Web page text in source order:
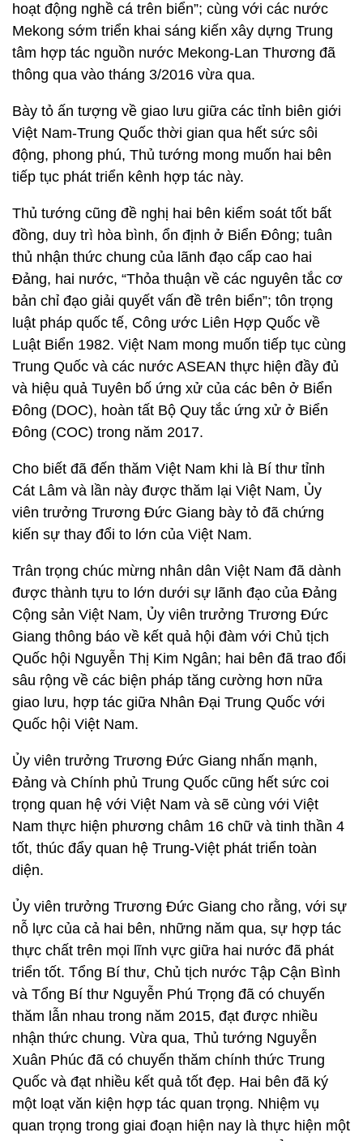
hoạt động nghề cá trên biển”; cùng với các nước
Mekong sớm triển khai sáng kiến xây dựng Trung
tâm hợp tác nguồn nước Mekong-Lan Thương đã
thông qua vào tháng 3/2016 vừa qua.
Bày tỏ ấn tượng về giao lưu giữa các tỉnh biên giới
Việt Nam-Trung Quốc thời gian qua hết sức sôi
động, phong phú, Thủ tướng mong muốn hai bên
tiếp tục phát triển kênh hợp tác này.
Thủ tướng cũng đề nghị hai bên kiểm soát tốt bất
đồng, duy trì hòa bình, ổn định ở Biển Đông; tuân
thủ nhận thức chung của lãnh đạo cấp cao hai
Đảng, hai nước, “Thỏa thuận về các nguyên tắc cơ
bản chỉ đạo giải quyết vấn đề trên biển”; tôn trọng
luật pháp quốc tế, Công ước Liên Hợp Quốc về
Luật Biển 1982. Việt Nam mong muốn tiếp tục cùng
Trung Quốc và các nước ASEAN thực hiện đầy đủ
và hiệu quả Tuyên bố ứng xử của các bên ở Biển
Đông (DOC), hoàn tất Bộ Quy tắc ứng xử ở Biển
Đông (COC) trong năm 2017.
Cho biết đã đến thăm Việt Nam khi là Bí thư tỉnh
Cát Lâm và lần này được thăm lại Việt Nam, Ủy
viên trưởng Trương Đức Giang bày tỏ đã chứng
kiến sự thay đổi to lớn của Việt Nam.
Trân trọng chúc mừng nhân dân Việt Nam đã dành
được thành tựu to lớn dưới sự lãnh đạo của Đảng
Cộng sản Việt Nam, Ủy viên trưởng Trương Đức
Giang thông báo về kết quả hội đàm với Chủ tịch
Quốc hội Nguyễn Thị Kim Ngân; hai bên đã trao đổi
sâu rộng về các biện pháp tăng cường hơn nữa
giao lưu, hợp tác giữa Nhân Đại Trung Quốc với
Quốc hội Việt Nam.
Ủy viên trưởng Trương Đức Giang nhấn mạnh,
Đảng và Chính phủ Trung Quốc cũng hết sức coi
trọng quan hệ với Việt Nam và sẽ cùng với Việt
Nam thực hiện phương châm 16 chữ và tinh thần 4
tốt, thúc đẩy quan hệ Trung-Việt phát triển toàn
diện.
Ủy viên trưởng Trương Đức Giang cho rằng, với sự
nỗ lực của cả hai bên, những năm qua, sự hợp tác
thực chất trên mọi lĩnh vực giữa hai nước đã phát
triển tốt. Tổng Bí thư, Chủ tịch nước Tập Cận Bình
và Tổng Bí thư Nguyễn Phú Trọng đã có chuyến
thăm lẫn nhau trong năm 2015, đạt được nhiều
nhận thức chung. Vừa qua, Thủ tướng Nguyễn
Xuân Phúc đã có chuyến thăm chính thức Trung
Quốc và đạt nhiều kết quả tốt đẹp. Hai bên đã ký
một loạt văn kiện hợp tác quan trọng. Nhiệm vụ
quan trọng trong giai đoạn hiện nay là thực hiện một